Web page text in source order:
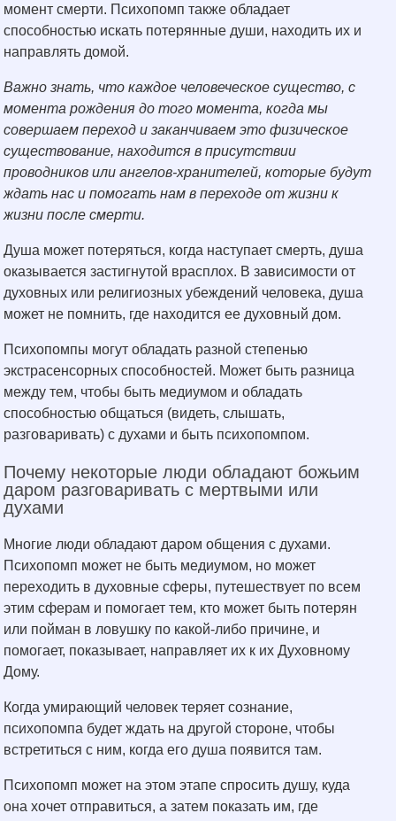
момент смерти. Психопомп также обладает
способностью искать потерянные души, находить их и
направлять домой.
Важно знать, что каждое человеческое существо, с
момента рождения до того момента, когда мы
совершаем переход и заканчиваем это физическое
существование, находится в присутствии
проводников или ангелов-хранителей, которые будут
ждать нас и помогать нам в переходе от жизни к
жизни после смерти.
Душа может потеряться, когда наступает смерть, душа
оказывается застигнутой врасплох. В зависимости от
духовных или религиозных убеждений человека, душа
может не помнить, где находится ее духовный дом.
Психопомпы могут обладать разной степенью
экстрасенсорных способностей. Может быть разница
между тем, чтобы быть медиумом и обладать
способностью общаться (видеть, слышать,
разговаривать) с духами и быть психопомпом.
Почему некоторые люди обладают божьим
даром разговаривать с мертвыми или
духами
Многие люди обладают даром общения с духами.
Психопомп может не быть медиумом, но может
переходить в духовные сферы, путешествует по всем
этим сферам и помогает тем, кто может быть потерян
или пойман в ловушку по какой-либо причине, и
помогает, показывает, направляет их к их Духовному
Дому.
Когда умирающий человек теряет сознание,
психопомпа будет ждать на другой стороне, чтобы
встретиться с ним, когда его душа появится там.
Психопомп может на этом этапе спросить душу, куда
она хочет отправиться, а затем показать им, где